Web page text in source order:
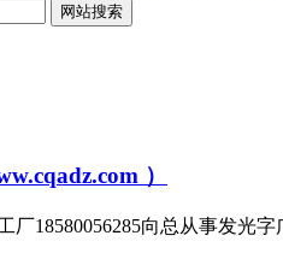
网站搜索
）
厂18580056285向总从事发光